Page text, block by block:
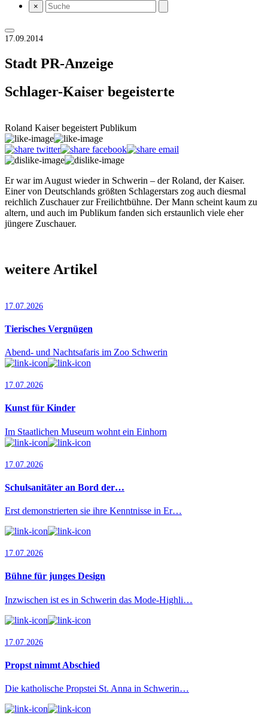
×
17.09.2014
Stadt PR-Anzeige
Schlager-Kaiser begeisterte
Roland Kaiser begeistert Publikum
Er war im August wieder in Schwerin – der Roland, der Kaiser.
Einer von Deutschlands größten Schla­ger­stars zog auch diesmal
reichlich Zuschauer zur Freilichtbühne. Der Mann scheint kaum zu
altern, und auch im Publikum fanden sich erstaunlich viele eher
jüngere Zuschauer.
weitere Artikel
17.07.2026
Tierisches Vergnügen
Abend- und Nachtsafaris im Zoo Schwerin
17.07.2026
Kunst für Kinder
Im Staatlichen Museum wohnt ein Einhorn
17.07.2026
Schulsanitäter an Bord der…
Erst demonstrierten sie ihre Kenntnisse in Er…
17.07.2026
Bühne für junges Design
Inzwischen ist es in Schwerin das Mode-Highli…
17.07.2026
Propst nimmt Abschied
Die katholische Propstei St. Anna in Schwerin…